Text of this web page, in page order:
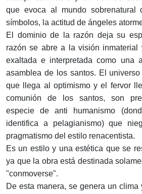
que evoca al mundo sobrenatural
símbolos, la actitud de ángeles
El dominio de la razón deja su
razón se abre a la visión inmaterial
exaltada e interpretada como una
asamblea de los santos. El
que llega al optimismo y el fervor
comunión de los santos, son
especie de anti humanismo
identifica a pelagianismo) que
pragmatismo del estilo renacentista.
Es un estilo y una estética que se
ya que la obra está destinada
"conmoverse".
De esta manera, se genera un